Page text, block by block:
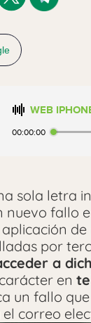
WEB
00:00:00
sola letra
nuevo fallo
por
a
en
un fallo
correo